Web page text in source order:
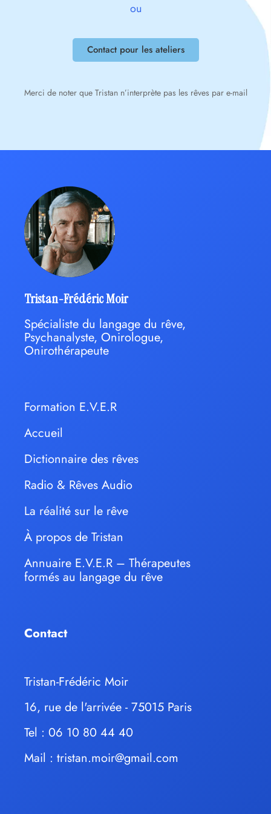
ou
Contact pour les ateliers
Merci de noter que Tristan n’interprète pas les rêves par e-mail
Tristan-Frédéric Moir
Spécialiste du langage du rêve,
Psychanalyste, Onirologue,
Onirothérapeute
Formation E.V.E.R
Accueil
Dictionnaire des rêves
Radio & Rêves Audio
La réalité sur le rêve
À propos de Tristan
Annuaire E.V.E.R – Thérapeutes
formés au langage du rêve
Contact
Tristan-Frédéric Moir
16, rue de l'arrivée - 75015 Paris
Tel : 06 10 80 44 40
Mail : tristan.moir@gmail.com